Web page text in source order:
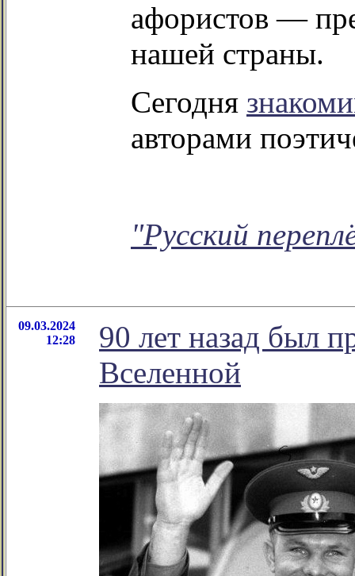
афористов —
нашей страны.
Сегодня
авторами
"Русский
09.03.2024
12:28
90 лет назад был
Вселенной